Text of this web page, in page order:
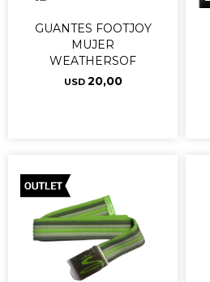
GUANTES FOOTJOY
MUJER
WEATHERSOF
USD 20,00